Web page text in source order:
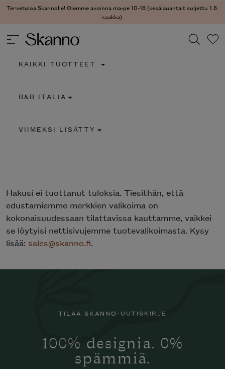
Tervetuloa Skannolle! Olemme avoinna ma-pe 10-18 (kesälauantait suljettu 1.8.
saakka).
Type 2 or more characters for results.
KAIKKI TUOTTEET
B&B ITALIA
VIIMEKSI LISÄTTY
Hakusi ei tuottanut tuloksia. Tiesithän, että
edustamiemme merkkien valikoima on
kokonaisuudessaan tilattavissa kauttamme, vaikkei
se löytyisi nettisivujemme tuotevalikoimasta. Kysy
lisää: sales@skanno.fi.
TILAA SKANNO-UUTISKIRJE
100% designia. 0%
spämmiä.